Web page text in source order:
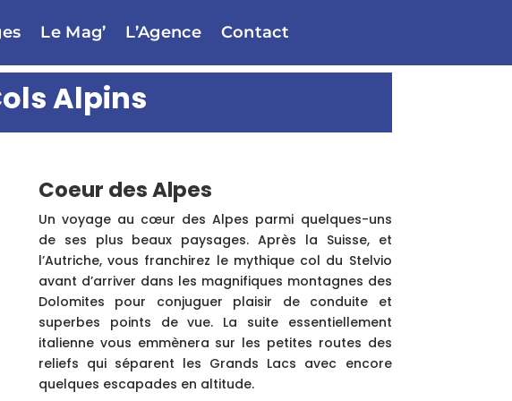
Le Mag’ L’Agence Contact
Alpins
Coeur des Alpes
Un voyage au cœur des Alpes parmi quelques-uns
de ses plus beaux paysages. Après la Suisse, et
l’Autriche, vous franchirez le mythique col du Stelvio
avant d’arriver dans les magnifiques montagnes des
Dolomites pour conjuguer plaisir de conduite et
superbes points de vue. La suite essentiellement
italienne vous emmènera sur les petites routes des
reliefs qui séparent les Grands Lacs avec encore
quelques escapades en altitude.